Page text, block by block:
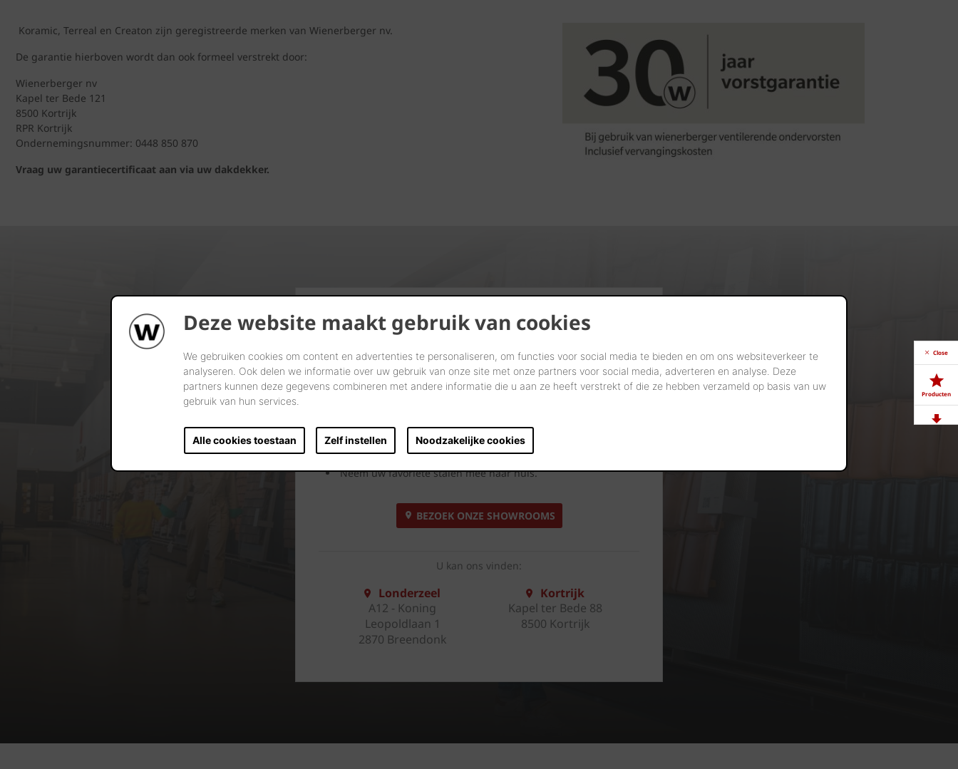
Deze website maakt gebruik van cookies
We gebruiken cookies om content en advertenties te personaliseren, om functies voor social media te bieden en om ons websiteverkeer te
analyseren. Ook delen we informatie over uw gebruik van onze site met onze partners voor social media, adverteren en analyse. Deze
partners kunnen deze gegevens combineren met andere informatie die u aan ze heeft verstrekt of die ze hebben verzameld op basis van uw
gebruik van hun services.
Alle cookies toestaan Zelf instellen Noodzakelijke cookies
Koramic, Terreal en Creaton zijn geregistreerde merken van Wienerberger nv.
De garantie hierboven wordt dan ook formeel verstrekt door:
Wienerberger nv
Kapel ter Bede 121
8500 Kortrijk
RPR Kortrijk
Ondernemingsnummer: 0448 850 870
Vraag uw garantiecertificaat aan via uw dakdekker.
Kijk. Droom. Kies.
Laten we samen letterlijk uw dromen tastbaar maken in onze
showrooms.
vast en ervaar uw toekomstige dak.
Onze showroomadviseurs geven u uitgebreid deskundig
advies.
Neem uw favoriete stalen mee naar huis.
BEZOEK ONZE SHOWROOMS
U kan ons vinden:
Londerzeel
A12 - Koning
Leopoldlaan 1
2870 Breendonk
Kortrijk
Kapel ter Bede 88
8500 Kortrijk
Close
Producten